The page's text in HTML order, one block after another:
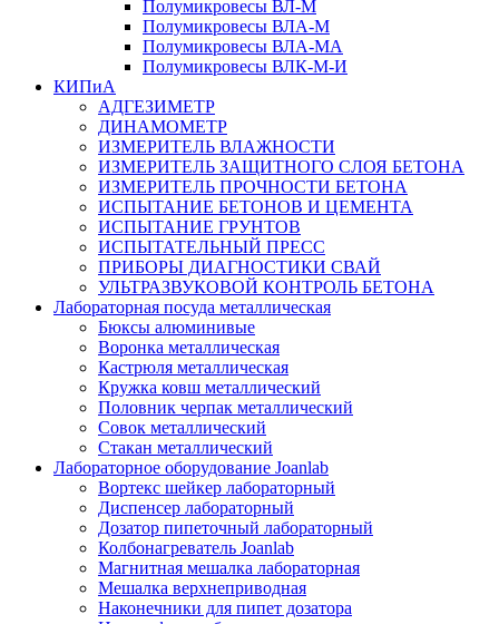
Полумикровесы ВЛ-М
Полумикровесы ВЛА-М
Полумикровесы ВЛА-МА
Полумикровесы ВЛК-М-И
КИПиА
АДГЕЗИМЕТР
ДИНАМОМЕТР
ИЗМЕРИТЕЛЬ ВЛАЖНОСТИ
ИЗМЕРИТЕЛЬ ЗАЩИТНОГО СЛОЯ БЕТОНА
ИЗМЕРИТЕЛЬ ПРОЧНОСТИ БЕТОНА
ИСПЫТАНИЕ БЕТОНОВ И ЦЕМЕНТА
ИСПЫТАНИЕ ГРУНТОВ
ИСПЫТАТЕЛЬНЫЙ ПРЕСС
ПРИБОРЫ ДИАГНОСТИКИ СВАЙ
УЛЬТРАЗВУКОВОЙ КОНТРОЛЬ БЕТОНА
Лабораторная посуда металлическая
Бюксы алюминивые
Воронка металлическая
Кастрюля металлическая
Кружка ковш металлический
Половник черпак металлический
Совок металлический
Стакан металлический
Лабораторное оборудование Joanlab
Вортекс шейкер лабораторный
Диспенсер лабораторный
Дозатор пипеточный лабораторный
Колбонагреватель Joanlab
Магнитная мешалка лабораторная
Мешалка верхнеприводная
Наконечники для пипет дозатора